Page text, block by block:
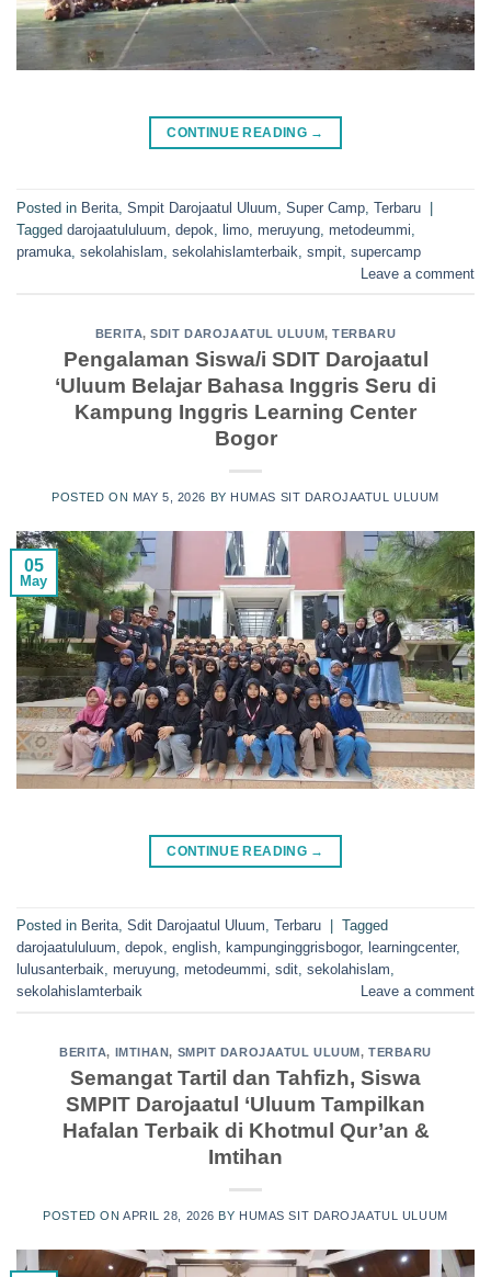
CONTINUE READING →
Posted in Berita Smpit Darojaatul Uluum Super Camp Terbaru |
Tagged darojaatululuum depok limo meruyung metodeummi
pramuka sekolahislam sekolahislamterbaik smpit supercamp
Leave a comment
BERITA,SDIT DAROJAATUL ULUUM,TERBARU
Pengalaman Siswa/i SDIT Darojaatul
‘Uluum Belajar Bahasa Inggris Seru di
Kampung Inggris Learning Center
Bogor
POSTED ON MAY 5, 2026 BY HUMAS SIT DAROJAATUL ULUUM
05
May
CONTINUE READING →
Posted in Berita, Sdit Darojaatul Uluum, Terbaru
Tagged
darojaatululuum, depok, english, kampunginggrisbogor, learningcenter,
lulusanterbaik, meruyung, metodeummi, sdit, sekolahislam,
sekolahislamterbaik
Leave a comment
BERITA, IMTIHAN, SMPIT DAROJAATUL ULUUM,TERBARU
Semangat Tartil dan Tahfizh, Siswa
SMPIT Darojaatul ‘Uluum Tampilkan
Hafalan Terbaik di Khotmul Qur’an &
Imtihan
POSTED ON APRIL 28, 2026 BY HUMAS SIT DAROJAATUL ULUUM